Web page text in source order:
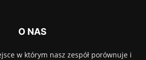
O NAS
w którym nasz zespół porównuje i